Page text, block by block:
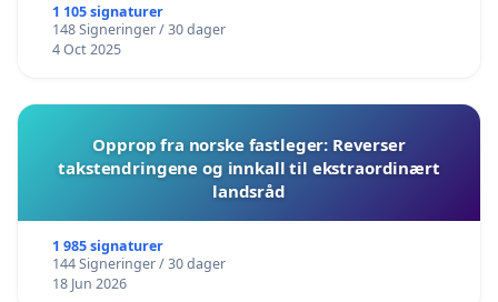
1 105 signaturer
148 Signeringer / 30 dager
4 Oct 2025
Opprop fra norske fastleger: Reverser
takstendringene og innkall til ekstraordinært
landsråd
1 985 signaturer
144 Signeringer / 30 dager
18 Jun 2026